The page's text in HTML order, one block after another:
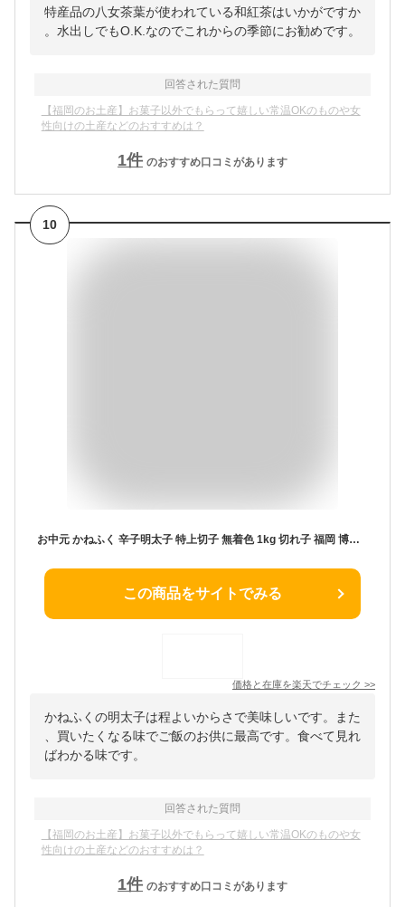
特産品の八女茶葉が使われている和紅茶はいかがですか
。水出しでもO.K.なのでこれからの季節にお勧めです。
回答された質問
【福岡のお土産】お菓子以外でもらって嬉しい常温OKのものや女
性向けの土産などのおすすめは？
1件 のおすすめ口コミがあります
10
お中元 かねふく 辛子明太子 特上切子 無着色 1kg 切れ子 福岡 博多 国内加工 からし明太子 辛子めんたいこ グルメ 食べ物 おかず 有名 取り寄せ 冷凍配送 ギフト 御中元 お歳暮 御歳暮 おせち お正月 贈り物 贈答用 家庭用 自宅用 お返し お礼 内祝い 御祝 人気
この商品をサイトでみる
価格と在庫を楽天でチェック >>
かねふくの明太子は程よいからさで美味しいです。また
、買いたくなる味でご飯のお供に最高です。食べて見れ
ばわかる味です。
回答された質問
【福岡のお土産】お菓子以外でもらって嬉しい常温OKのものや女
性向けの土産などのおすすめは？
1件 のおすすめ口コミがあります